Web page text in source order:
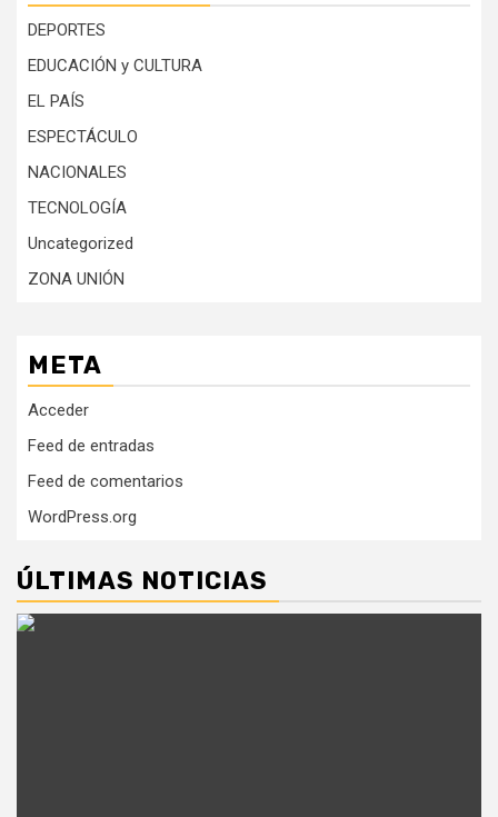
DEPORTES
EDUCACIÓN y CULTURA
EL PAÍS
ESPECTÁCULO
NACIONALES
TECNOLOGÍA
Uncategorized
ZONA UNIÓN
META
Acceder
Feed de entradas
Feed de comentarios
WordPress.org
ÚLTIMAS NOTICIAS